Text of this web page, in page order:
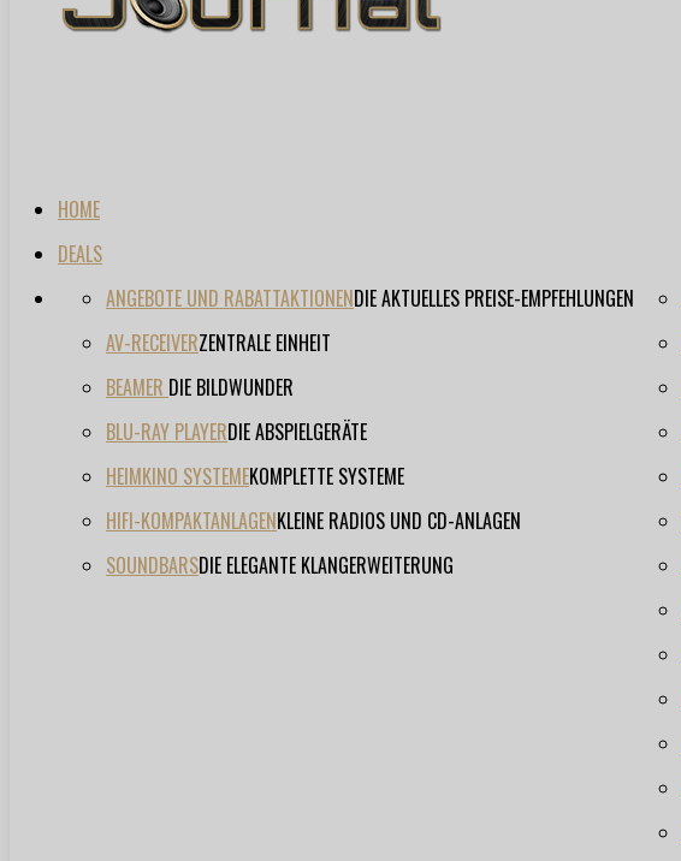
HOME
DEALS
ANGEBOTE UND RABATTAKTIONENDIE AKTUELLES PREISE-EMPFEHLUNGEN
AV-RECEIVERZENTRALE EINHEIT
BEAMER DIE BILDWUNDER
BLU-RAY PLAYERDIE ABSPIELGERÄTE
HEIMKINO SYSTEMEKOMPLETTE SYSTEME
HIFI-KOMPAKTANLAGENKLEINE RADIOS UND CD-ANLAGEN
SOUNDBARSDIE ELEGANTE KLANGERWEITERUNG